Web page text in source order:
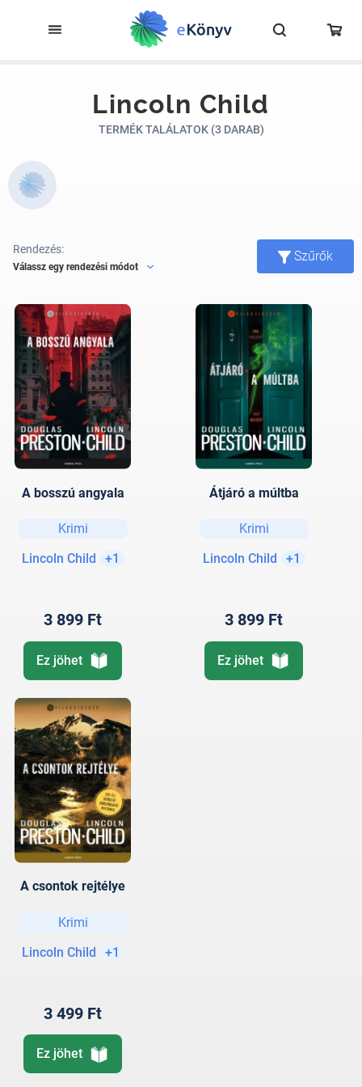
Lincoln Child
TERMÉK TALÁLATOK (3 DARAB)
Rendezés:
Válassz egy rendezési módot
Szűrők
A bosszú angyala
Krimi
Lincoln Child
+1
3 899 Ft
Ez jöhet
Átjáró a múltba
Krimi
Lincoln Child
+1
3 899 Ft
Ez jöhet
A csontok rejtélye
Krimi
Lincoln Child
+1
3 499 Ft
Ez jöhet